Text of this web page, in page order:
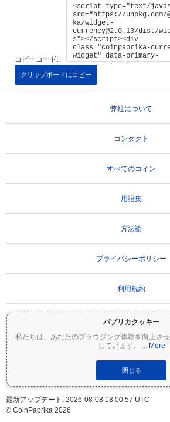
パプリカクッキー
私たちは、あなたのブラウジング体験を向上さ
しています。
... More
閉じる
コピーコード:
クリップボードにコピー
弊社について
コンタクト
すべてのコイン
用語集
方法論
プライバシーポリシー
利用規約
重要な免責事項：
す。投資額の一部または全額を失う可能性があります。
情報提供のみを目的としており、財務または投資のアド
りません。投資判断を行う前に、必ずご自身で調査（
イナンシャルアドバイザーに相談してください。
因するいかなる損失についても責任を負いません。
最新アップデート: 2026-08-08 18:00:57 UTC
© CoinPaprika 2026